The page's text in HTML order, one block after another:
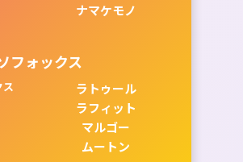
ナマケモノ
フォックス
ス
ラトゥール
ラフィット
マルゴー
ムートン